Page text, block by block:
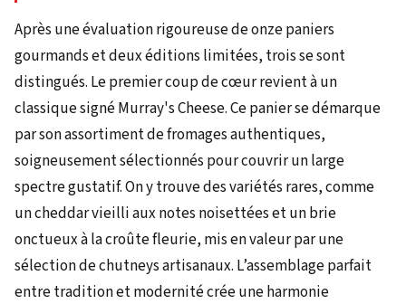
Après une évaluation rigoureuse de onze paniers
gourmands et deux éditions limitées, trois se sont
distingués. Le premier coup de cœur revient à un
classique signé Murray's Cheese. Ce panier se démarque
par son assortiment de fromages authentiques,
soigneusement sélectionnés pour couvrir un large
spectre gustatif. On y trouve des variétés rares, comme
un cheddar vieilli aux notes noisettées et un brie
onctueux à la croûte fleurie, mis en valeur par une
sélection de chutneys artisanaux. L’assemblage parfait
entre tradition et modernité crée une harmonie